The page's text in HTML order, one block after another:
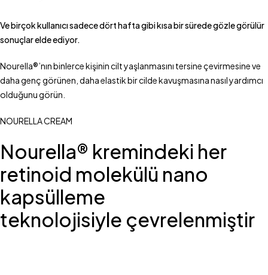
Ve birçok kullanıcı sadece dört hafta gibi kısa bir sürede gözle görülür
sonuçlar elde ediyor.
Nourella®’nın binlerce kişinin cilt yaşlanmasını tersine çevirmesine ve
daha genç görünen, daha elastik bir cilde kavuşmasına nasıl yardımcı
olduğunu görün.
NOURELLA CREAM
Nourella® kremindeki her
retinoid molekülü nano
kapsülleme
teknolojisiyle çevrelenmiştir